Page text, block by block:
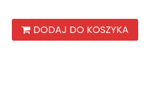
DODAJ DO KOSZYKA